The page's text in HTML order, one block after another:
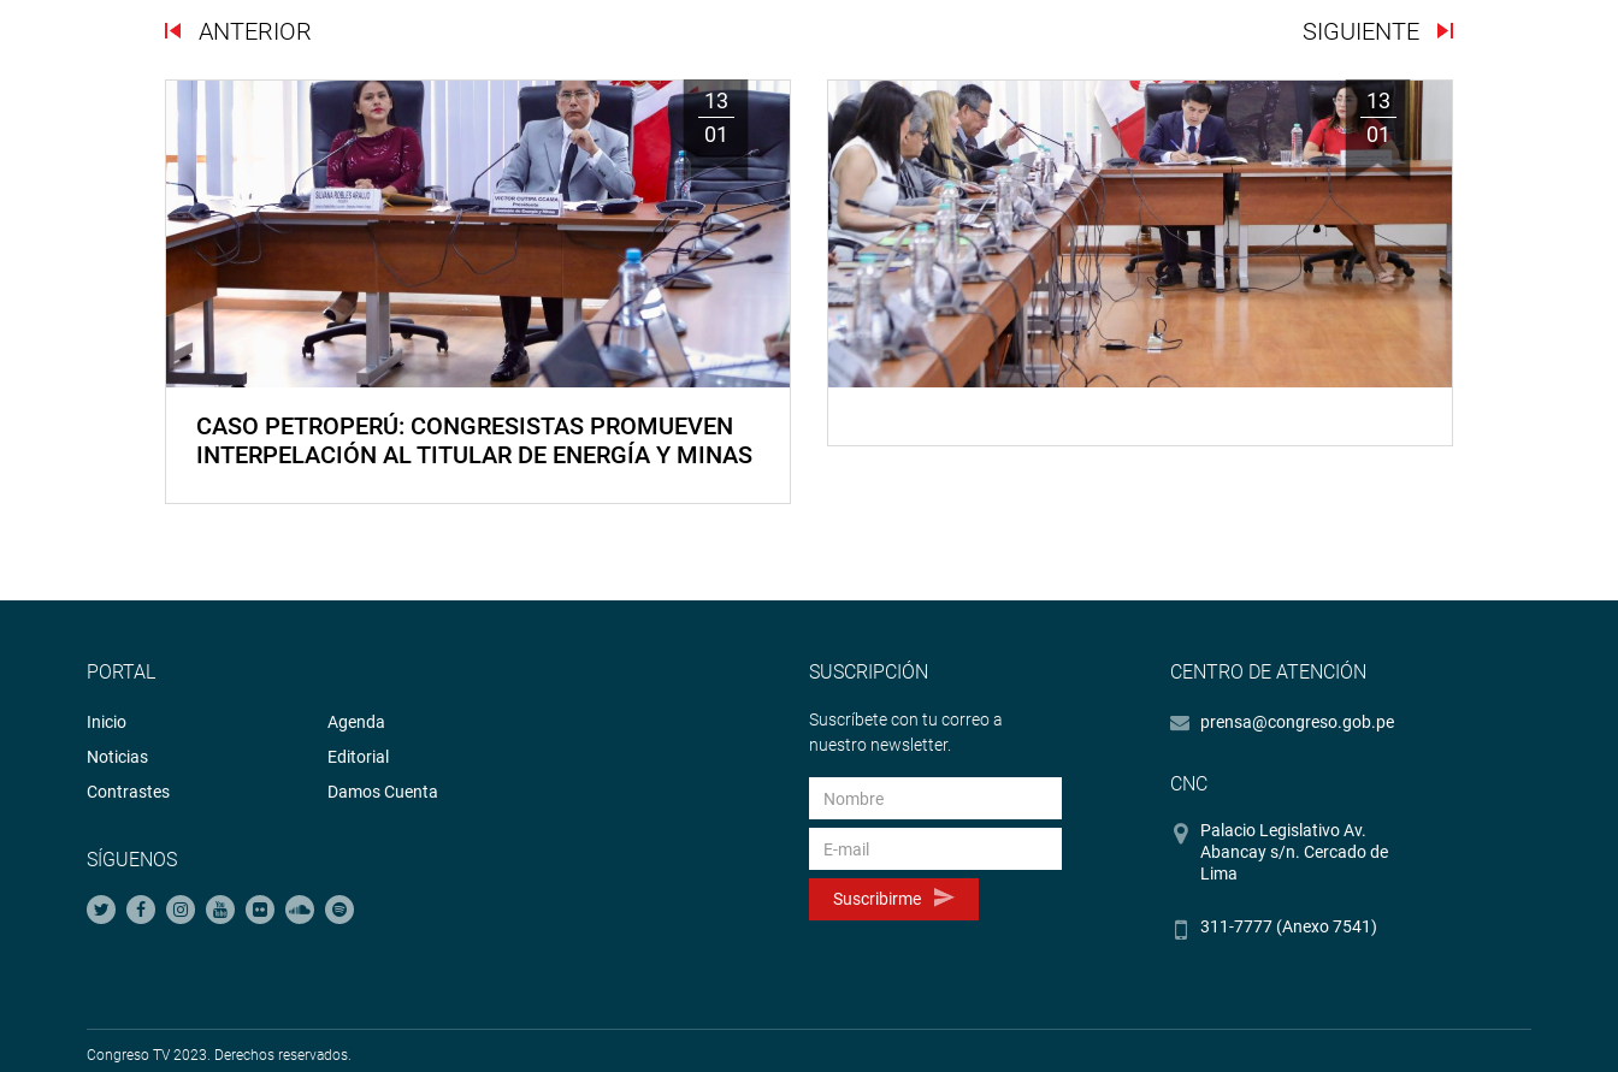
ANTERIOR SIGUIENTE
13
01
CASO PETROPERÚ: CONGRESISTAS PROMUEVEN
INTERPELACIÓN AL TITULAR DE ENERGÍA Y MINAS
13
01
PORTAL
Inicio
Noticias
Contrastes
Agenda
Editorial
Damos Cuenta
SÍGUENOS
SUSCRIPCIÓN
Suscríbete con tu correo a
nuestro newsletter.
Suscribirme
CENTRO DE ATENCIÓN
prensa@congreso.gob.pe
CNC
Palacio Legislativo Av.
Abancay s/n. Cercado de
Lima
311-7777 (Anexo 7541)
Congreso TV 2023. Derechos reservados.